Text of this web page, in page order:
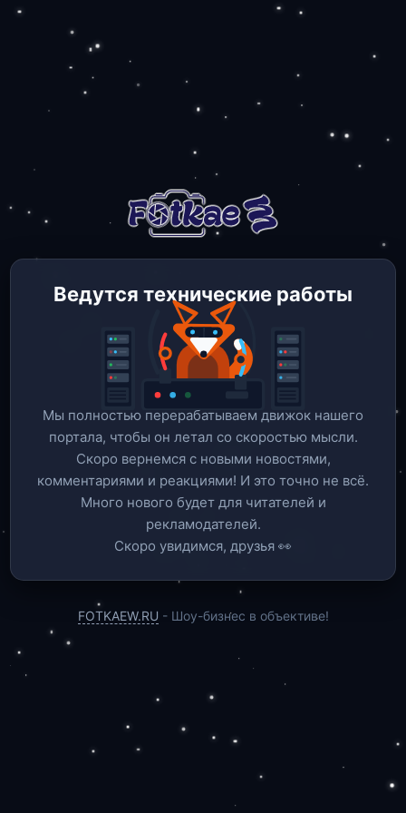
Ведутся технические работы
Мы полностью перерабатываем движок нашего
портала, чтобы он летал со скоростью мысли.
Скоро вернемся c новыми новостями,
комментариями и реакциями! И это точно не всё.
Много нового будет для читателей и
рекламодателей.
Скоро увидимся, друзья 👀
FOTKAEW.RU - Шоу-бизнес в объективе!